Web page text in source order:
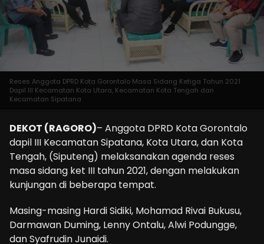
Reses Anggota DPRD Kota Gorontalo Masa Sidang Ketiga Tahun 2021
Dapil III Kecamatan Kota Utara, Kecamatan Kota Tengah dan
Kecamatan Sipatana
DEKOT (RAGORO)– Anggota DPRD Kota Gorontalo
dapil III Kecamatan Sipatana, Kota Utara, dan Kota
Tengah, (Siputeng) melaksanakan agenda reses
masa sidang ket III tahun 2021, dengan melakukan
kunjungan di beberapa tempat.
Masing-masing Hardi Sidiki, Mohamad Rivai Bukusu,
Darmawan Duming, Lenny Ontalu, Alwi Podungge,
dan Syafrudin Junaidi.